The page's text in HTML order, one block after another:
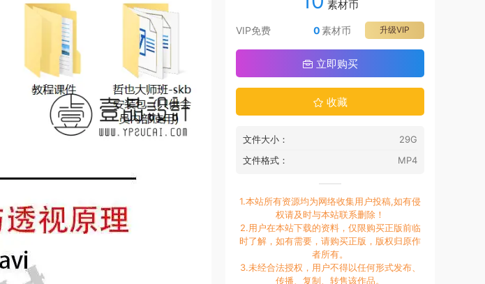
素材币
VIP免费 升级VIP
0素材币
立即购买
收藏
文件大小：
29G
文件格式：
MP4
1.本站所有资源均为网络收集用户投稿,如有侵
权请及时与本站联系删除！
2.用户在本站下载的资料，仅限购买正版前临
时了解，如有需要，请购买正版，版权归原作
者所有。
3.未经合法授权，用户不得以任何形式发布、
传播、复制、转售该作品。